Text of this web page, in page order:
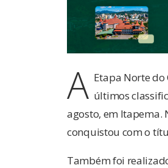
A Etapa Norte do
últimos
agosto, em Itapema.
conquistou com o
Também foi